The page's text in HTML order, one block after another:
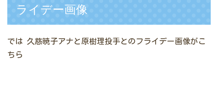
ライデー画像
では 久慈暁子アナと原樹理投手とのフライデー画像がこ
ちら